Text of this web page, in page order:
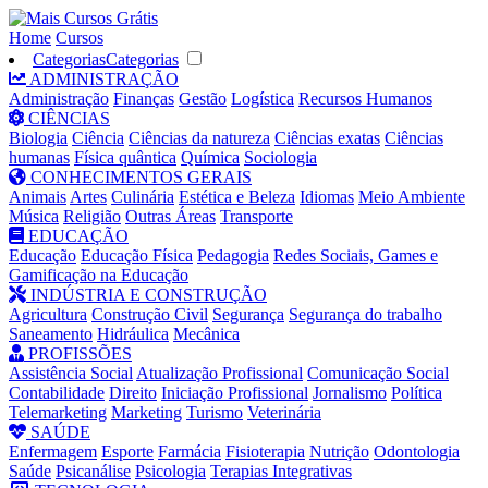
Home Cursos
CategoriasCategorias
ADMINISTRAÇÃO
Administração Finanças Gestão Logística Recursos Humanos
CIÊNCIAS
Biologia Ciência Ciências da natureza Ciências exatas Ciências
humanas Física quântica Química Sociologia
CONHECIMENTOS GERAIS
Animais Artes Culinária Estética e Beleza Idiomas Meio Ambiente
Música Religião Outras Áreas Transporte
EDUCAÇÃO
Educação Educação Física Pedagogia Redes Sociais, Games e
Gamificação na Educação
INDÚSTRIA E CONSTRUÇÃO
Agricultura Construção Civil Segurança Segurança do trabalho
Saneamento Hidráulica Mecânica
PROFISSÕES
Assistência Social Atualização Profissional Comunicação Social
Contabilidade Direito Iniciação Profissional Jornalismo Política
Telemarketing Marketing Turismo Veterinária
SAÚDE
Enfermagem Esporte Farmácia Fisioterapia Nutrição Odontologia
Saúde Psicanálise Psicologia Terapias Integrativas